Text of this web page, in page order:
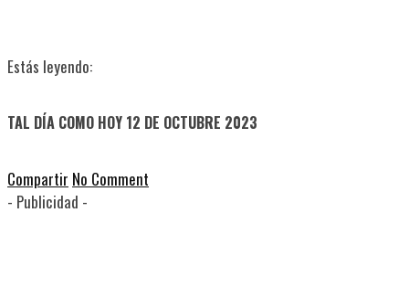
Estás leyendo:
TAL DÍA COMO HOY 12 DE OCTUBRE 2023
Compartir No Comment
- Publicidad -